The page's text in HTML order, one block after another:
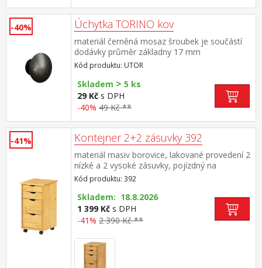
nebo 1 zařízení 2 A
-40% Úchytka TORINO kov
materiál černěná mosaz šroubek je součástí
dodávky průměr základny 17 mm
Kód produktu: UTOR
Skladem > 5 ks
29 Kč s DPH
-40% 49 Kč **
-41% Kontejner 2+2 zásuvky 392
materiál masiv borovice, lakované provedení 2
nízké a 2 vysoké zásuvky, pojízdný na
kolečkách
Kód produktu: 392
Skladem: 18.8.2026
1 399 Kč s DPH
-41% 2 390 Kč **